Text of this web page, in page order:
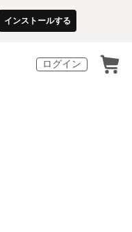
インストールする
ログイン